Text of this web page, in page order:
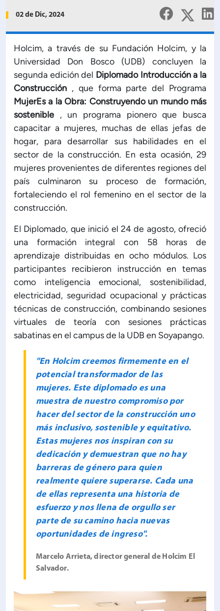
Capacitación Institucional
Estructura organizativa
Rector
Académica
Secretaría General
de Ciencia y Tecnología
de Gestión Institucional
de Administración y Finanzas
Profesional e Internacionalización
Calidad Académica
Políticas institucionales
Acreditaciones
Boletín de noticias
Publicaciones
02 de Dic, 2024
Holcim, a través de su Fundación Holcim, y la
Universidad Don Bosco (UDB) concluyen la
segunda edición del Diplomado Introducción a la
Construcción , que forma parte del Programa
MujerEs a la Obra: Construyendo un mundo más
sostenible , un programa pionero que busca
capacitar a mujeres, muchas de ellas jefas de
hogar, para desarrollar sus habilidades en el
sector de la construcción. En esta ocasión, 29
mujeres provenientes de diferentes regiones del
país culminaron su proceso de formación,
fortaleciendo el rol femenino en el sector de la
construcción.
El Diplomado, que inició el 24 de agosto, ofreció
una formación integral con 58 horas de
aprendizaje distribuidas en ocho módulos. Los
participantes recibieron instrucción en temas
como inteligencia emocional, sostenibilidad,
electricidad, seguridad ocupacional y prácticas
técnicas de construcción, combinando sesiones
virtuales de teoría con sesiones prácticas
sabatinas en el campus de la UDB en Soyapango.
"En Holcim creemos firmemente en el
potencial transformador de las
mujeres. Este diplomado es una
muestra de nuestro compromiso por
hacer del sector de la construcción uno
más inclusivo, sostenible y equitativo.
Estas mujeres nos inspiran con su
dedicación y demuestran que no hay
barreras de género para quien
realmente quiere superarse. Cada una
de ellas representa una historia de
esfuerzo y nos llena de orgullo ser
parte de su camino hacia nuevas
oportunidades de ingreso".
Marcelo Arrieta, director general de Holcim El
Salvador.